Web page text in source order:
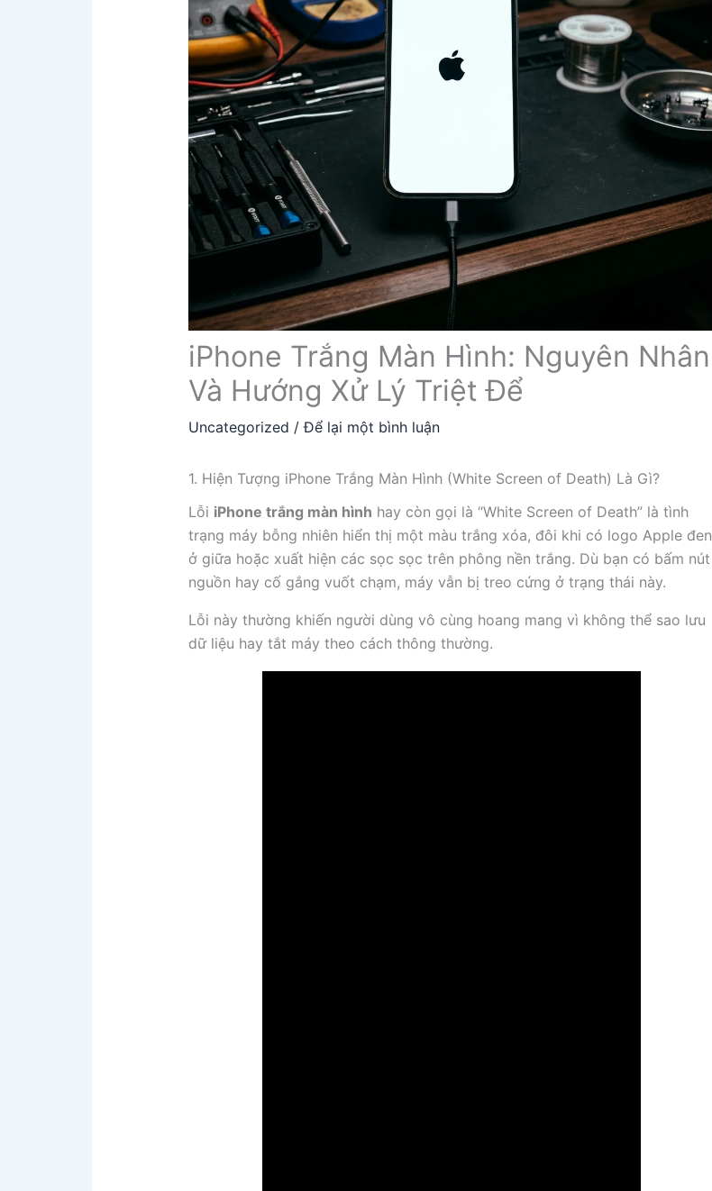
iPhone Trắng Màn Hình: Nguyên Nhân
Và Hướng Xử Lý Triệt Để
Uncategorized /Để lại một bình luận
1. Hiện Tượng iPhone Trắng Màn Hình (White Screen of Death) Là Gì?
Lỗi iPhone trắng màn hình hay còn gọi là “White Screen of Death” là tình
trạng máy bỗng nhiên hiển thị một màu trắng xóa, đôi khi có logo Apple đen
ở giữa hoặc xuất hiện các sọc sọc trên phông nền trắng. Dù bạn có bấm nút
nguồn hay cố gắng vuốt chạm, máy vẫn bị treo cứng ở trạng thái này.
Lỗi này thường khiến người dùng vô cùng hoang mang vì không thể sao lưu
dữ liệu hay tắt máy theo cách thông thường.